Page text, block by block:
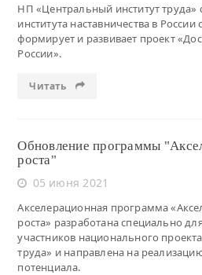
НП «Центральный институт труда»
института наставничества в России
формирует и развивает проект
России».
Читать
Обновление программы
роста"
05 июня 2021
Акселерационная программа
роста» разработана специально
участников национального
труда» и направлена на
потенциала.